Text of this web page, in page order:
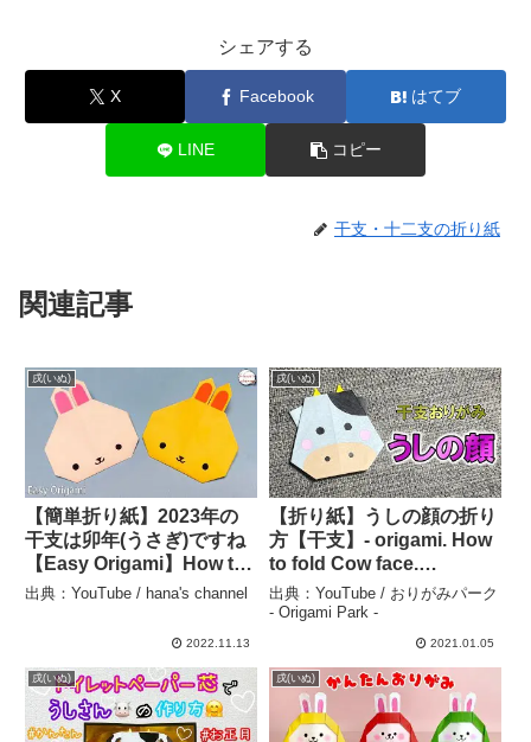
シェアする
X Facebook はてブ
LINE コピー
干支・十二支の折り紙
関連記事
戌(いぬ)
【簡単折り紙】2023年の
干支は卯年(うさぎ)ですね
【Easy Origami】How to
make cute paper Rabbit
纸小兔子 新年快乐 DIY
出典：YouTube / hana's channel
2022.11.13
戌(いぬ)
【折り紙】うしの顔の折り
方【干支】- origami. How
to fold Cow face.
【Zodiac】 – – おりがみパ
ーク – Origami Park –
出典：YouTube / おりがみパーク
- Origami Park -
2021.01.05
戌(いぬ) 戌(いぬ)